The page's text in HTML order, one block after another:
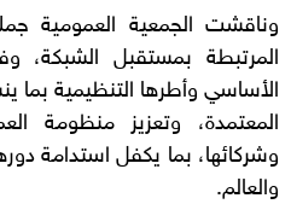
وناقشت الجمعية العمومية
المرتبطة بمستقبل الشبكة،
الأساسي وأطرها التنظيمية بما
المعتمدة، وتعزيز منظومة
وشركائها، بما يكفل استدامة
والعالم.